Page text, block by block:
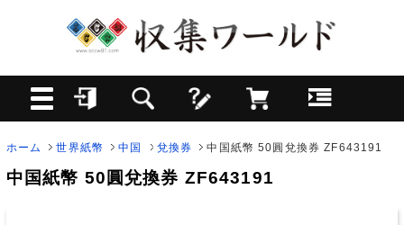
ホーム 世界紙幣 中国 兌換券 中国紙幣 50圓兌換券 ZF643191
中国紙幣 50圓兌換券 ZF643191